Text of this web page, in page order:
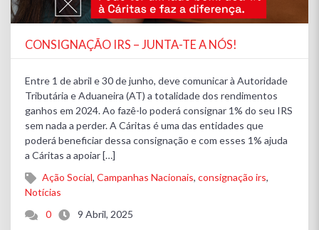
CONSIGNAÇÃO IRS – JUNTA-TE A NÓS!
Entre 1 de abril e 30 de junho, deve comunicar à Autoridade
Tributária e Aduaneira (AT) a totalidade dos rendimentos
ganhos em 2024. Ao fazê-lo poderá consignar 1% do seu IRS
sem nada a perder. A Cáritas é uma das entidades que
poderá beneficiar dessa consignação e com esses 1% ajuda
a Cáritas a apoiar […]
Ação Social,Campanhas Nacionais,consignação irs,
Notícias
0
9 Abril, 2025